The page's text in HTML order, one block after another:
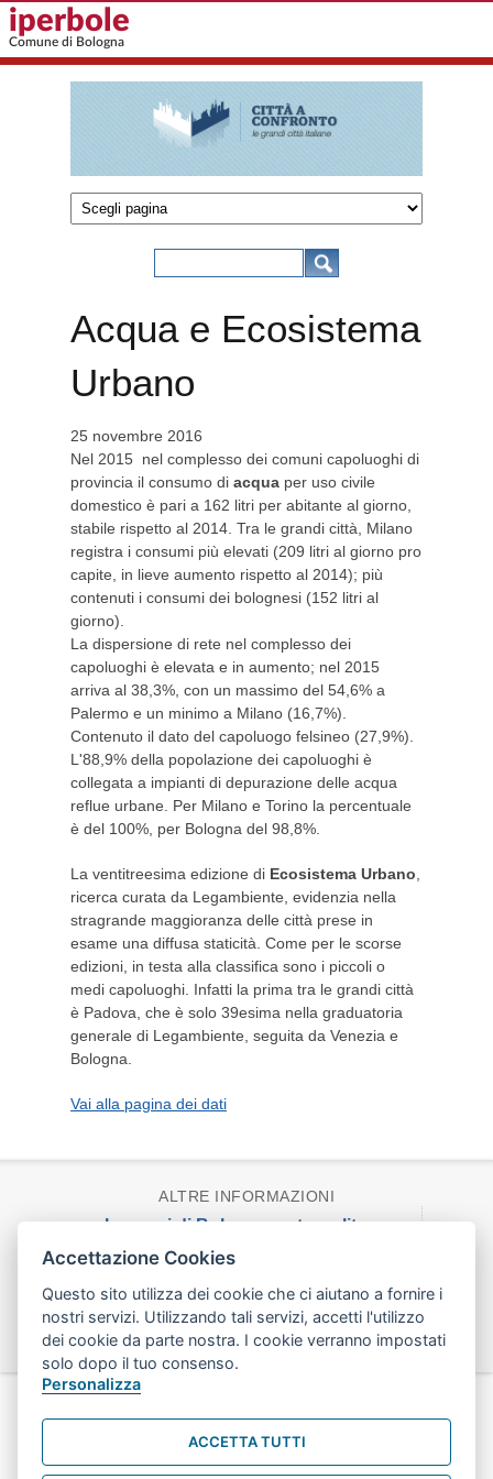
Salta al contenuto principale
iperbole
Comune di Bologna
Città a
confronto
- Comune
di
Bologna
Form di ricercaCerca
Acqua e Ecosistema
Urbano
25 novembre 2016
Nel 2015 nel complesso dei comuni capoluoghi di
provincia il consumo di acqua per uso civile
domestico è pari a 162 litri per abitante al giorno,
stabile rispetto al 2014. Tra le grandi città, Milano
registra i consumi più elevati (209 litri al giorno pro
capite, in lieve aumento rispetto al 2014); più
contenuti i consumi dei bolognesi (152 litri al
giorno).
La dispersione di rete nel complesso dei
capoluoghi è elevata e in aumento; nel 2015
arriva al 38,3%, con un massimo del 54,6% a
Palermo e un minimo a Milano (16,7%).
Contenuto il dato del capoluogo felsineo (27,9%).
L'88,9% della popolazione dei capoluoghi è
collegata a impianti di depurazione delle acqua
reflue urbane. Per Milano e Torino la percentuale
è del 100%, per Bologna del 98,8%.
La ventitreesima edizione di Ecosistema Urbano
ricerca curata da Legambiente, evidenzia nella
stragrande maggioranza delle città prese in
esame una diffusa staticità. Come per le scorse
edizioni, in testa alla classifica sono i piccoli o
medi capoluoghi. Infatti la prima tra le grandi città
è Padova, che è solo 39esima nella graduatoria
generale di Legambiente, seguita da Venezia e
Bologna.
Vai alla pagina dei dati
ALTRE INFORMAZIONI
I numeri di Bologna metropolitana
noibologna
Una città e suoi quartieri
Credits
TEL. 051/2193456 - FAX 051/2195700
-AreaProgrammazione@comune.bologna.it
Accettazione Cookies
Questo sito utilizza dei cookie che ci aiutano a fornire i
nostri servizi. Utilizzando tali servizi, accetti l'utilizzo
dei cookie da parte nostra. I cookie verranno impostati
solo dopo il tuo consenso.
Personalizza
ACCETTA TUTTI